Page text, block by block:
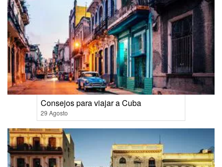
Consejos para viajar a Cuba
29 Agosto